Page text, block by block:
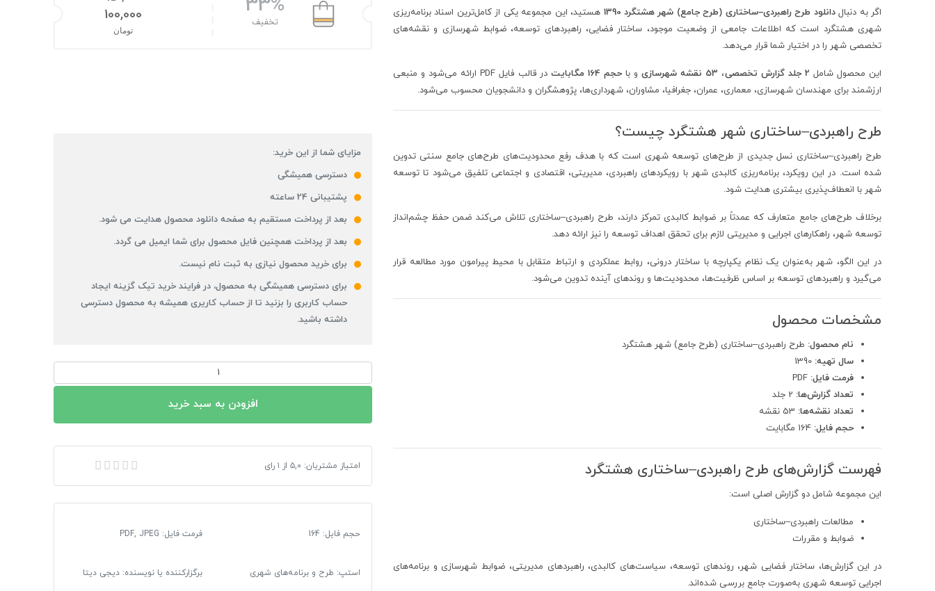
اگر به دنبالدانلود طرح راهبردی–ساختاری (طرح جامع) شهر هشتگرد 1390
هستید، این مجموعه یکی از کامل‌ترین اسناد برنامه‌ریزی
شهری هشتگرد است که اطلاعات جامعی از وضعیت موجود، ساختار فضایی، راهبردهای توسعه، ضوابط شهرسازی و نقشه‌های
تخصصی شهر را در اختیار شما قرار می‌دهد.
این محصول شامل 2 جلد گزارش تخصصی ، 53 نقشه شهرسازی و باحجم 164 مگابایت
در قالب فایل PDF ارائه می‌شود و منبعی
ارزشمند برای مهندسان شهرسازی، معماری، عمران، جغرافیا، مشاوران، شهرداری‌ها، پژوهشگران و دانشجویان محسوب می‌شود.
طرح راهبردی–ساختاری شهر هشتگرد چیست؟
طرح راهبردی–ساختاری نسل جدیدی از طرح‌های توسعه شهری است که با هدف رفع محدودیت‌های طرح‌های جامع سنتی تدوین
شده است. در این رویکرد، برنامه‌ریزی کالبدی شهر با رویکردهای راهبردی، مدیریتی، اقتصادی و اجتماعی تلفیق می‌شود تا توسعه
شهر با انعطاف‌پذیری بیشتری هدایت شود.
برخلاف طرح‌های جامع متعارف که عمدتاً بر ضوابط کالبدی تمرکز دارند، طرح راهبردی–ساختاری تلاش می‌کند ضمن حفظ چشم‌انداز
توسعه شهر، راهکارهای اجرایی و مدیریتی لازم برای تحقق اهداف توسعه را نیز ارائه دهد.
در این الگو، شهر به‌عنوان یک نظام یکپارچه با ساختار درونی، روابط عملکردی و ارتباط متقابل با محیط پیرامون مورد مطالعه قرار
می‌گیرد و راهبردهای توسعه بر اساس ظرفیت‌ها، محدودیت‌ها و روندهای آینده تدوین می‌شود.
مشخصات محصول
نام محصول: طرح راهبردی–ساختاری (طرح جامع) شهر هشتگرد
سال تهیه:
فرمت فایل:
تعداد گزارش‌ها:
تعداد نقشه‌ها:
حجم فایل:
فهرست گزارش‌های طرح راهبردی–ساختاری هشتگرد
این مجموعه شامل دو گزارش اصلی است:
مطالعات راهبردی–ساختاری
ضوابط و مقررات
در این گزارش‌ها، ساختار فضایی شهر، روندهای توسعه، سیاست‌های کالبدی، راهبردهای مدیریتی، ضوابط شهرسازی و برنامه‌های
اجرایی توسعه شهری به‌صورت جامع بررسی شده‌اند.
33%
تخفیف قیمت اصلی: 150,000تومان بود.
100,000
تومان
مزایای شما از این خرید:
دسترسی همیشگی
پشتیبانی 24 ساعته
بعد از پرداخت مستقیم به صفحه دانلود محصول هدایت می شود.
بعد از پرداخت همچنین فایل محصول برای شما ایمیل می گردد.
برای خرید محصول نیازی به ثبت نام نیست.
برای دسترسی همیشگی به محصول، در فرایند خرید تیک گزینه ایجاد
حساب کاربری را بزنید تا از حساب کاریری همیشه به محصول دسترسی
داشته باشید.
طرح
(راهبردی–
هشتگرد
1390
|
جلد
افزودن به سبد خرید
دانلود طرح جامع (راهبردی–ساختاری) شهر هشتگرد 1390 | 2 جلد گزارش + 53 نقشه تخصصی
امتیاز مشتریان: ۵,۰ از ۱ رای
حجم فایل: 164 فرمت فایل:
PDF, JPEG
استپ: طرح و برنامه‌های شهری برگزارکننده یا نویسنده: دیجی دیتا